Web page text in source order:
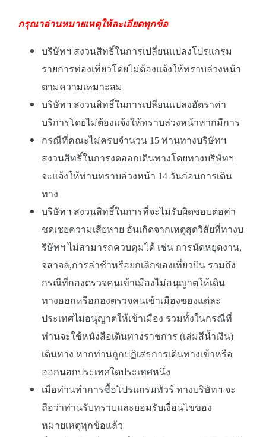
กรุณาอ่านหมายเหตุให้ละเอียดทุกข้อ
บริษัทฯ สงวนสิทธิ์ในการเปลี่ยนแปลงโปรแกรม
รายการท่องเที่ยวโดยไม่ต้องแจ้งให้ทราบล่วงหน้า
ตามความเหมาะสม
บริษัทฯ สงวนสิทธิ์ในการเปลี่ยนแปลงอัตราค่า
บริการโดยไม่ต้องแจ้งให้ทราบล่วงหน้าหากมีการ
กรณีที่คณะไม่ครบจำนวน 15 ท่านทางบริษัทฯ
สงวนสิทธิ์ในการงดออกเดินทางโดยทางบริษัทฯ
จะแจ้งให้ท่านทราบล่วงหน้า 14 วันก่อนการเดิน
ทาง
บริษัทฯ สงวนสิทธิ์ในการที่จะไม่รับผิดชอบต่อค่า
ชดเชยความเสียหาย อันเกิดจากเหตุสุดวิสัยที่ทางบ
ริษัทฯ ไม่สามารถควบคุมได้ เช่น การนัดหยุดงาน,
จลาจล,การล่าช้าหรือยกเลิกของเที่ยวบิน รวมถึง
กรณีที่กองตรวจคนเข้าเมืองไม่อนุญาตให้เดิน
ทางออกหรือกองตรวจคนเข้าเมืองของแต่ละ
ประเทศไม่อนุญาตให้เข้าเมือง รวมทั้งในกรณีที่
ท่านจะใช้หนังสือเดินทางราชการ (เล่มสีน้ำเงิน)
เดินทาง หากท่านถูกปฏิเสธการเดินทางเข้าหรือ
ออกนอกประเทศใดประเทศหนึ่ง
เมื่อท่านทำการซื้อโปรแกรมทัวร์ ทางบริษัทฯ จะ
ถือว่าท่านรับทราบและยอมรับเงื่อนไขของ
หมายเหตุทุกข้อแล้ว